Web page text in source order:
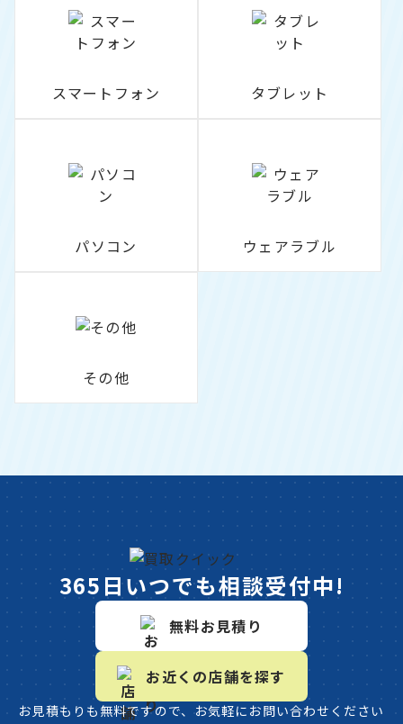
スマートフォン タブレット
パソコン ウェアラブル
その他
365日いつでも相談受付中!
無料お見積り
お近くの店舗を探す
お見積もりも無料ですので、お気軽にお問い合わせください